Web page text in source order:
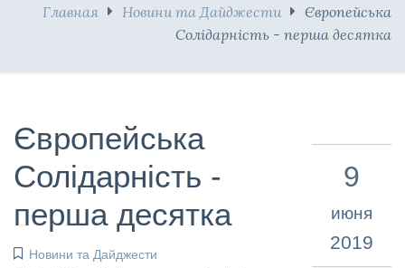
Главная Новини та Дайджести
Європейська
Солідарність - перша десятка
Європейська
Солідарність -
перша десятка
Новини та Дайджести
9
июня
2019